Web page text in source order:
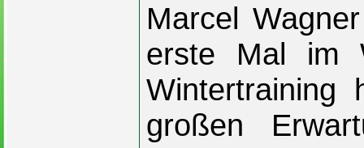
Marcel
erste Mal im
großen